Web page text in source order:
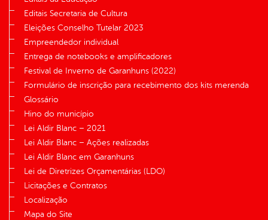
Editais Secretaria de Cultura
Eleições Conselho Tutelar 2023
Empreendedor individual
Entrega de notebooks e amplificadores
Festival de Inverno de Garanhuns (2022)
Formulário de inscrição para recebimento dos kits merenda
Glossário
Hino do município
Lei Aldir Blanc – 2021
Lei Aldir Blanc – Ações realizadas
Lei Aldir Blanc em Garanhuns
Lei de Diretrizes Orçamentárias (LDO)
Licitações e Contratos
Localização
Mapa do Site